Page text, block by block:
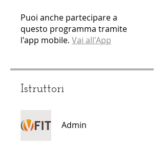
Puoi anche partecipare a
questo programma tramite
l'app mobile. Vai all'App
Istruttori
Admin